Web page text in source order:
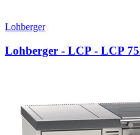
Lohberger
Lohberger - LCP - LCP